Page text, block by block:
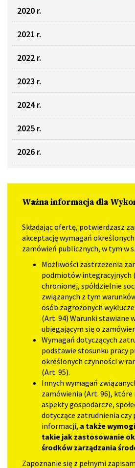
2020 r.
2021 r.
2022 r.
2023 r.
2024 r.
2025 r.
2026 r.
Ważna informacja dla
Składając ofertę, potwierdzasz
akceptację wymagań
zamówień publicznych, w tym w
Możliwości zastrzeżenia
podmiotów integracyjnych
chronionej, spółdzielnie
związanych z tym
osób zagrożonych
(Art. 94) Warunki stawiane
ubiegającym się o
Wymagań dotyczących
podstawie stosunku pracy
określonych czynności w
(Art. 95).
Innych wymagań
zamówienia (Art. 96),
aspekty gospodarcze,
dotyczące zatrudnienia czy
informacji, a także
takie jak zastosowanie
środków zarządzania
Zapoznanie się z pełnymi